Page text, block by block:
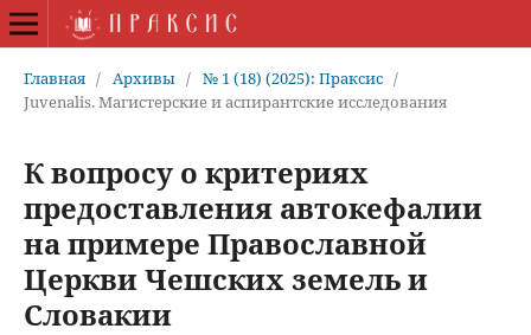
Главная / Архивы / № 1 (18) (2025): Праксис /
Juvenalis. Магистерские и аспирантские исследования
К вопросу о критериях
предоставления автокефалии
на примере Православной
Церкви Чешских земель и
Словакии